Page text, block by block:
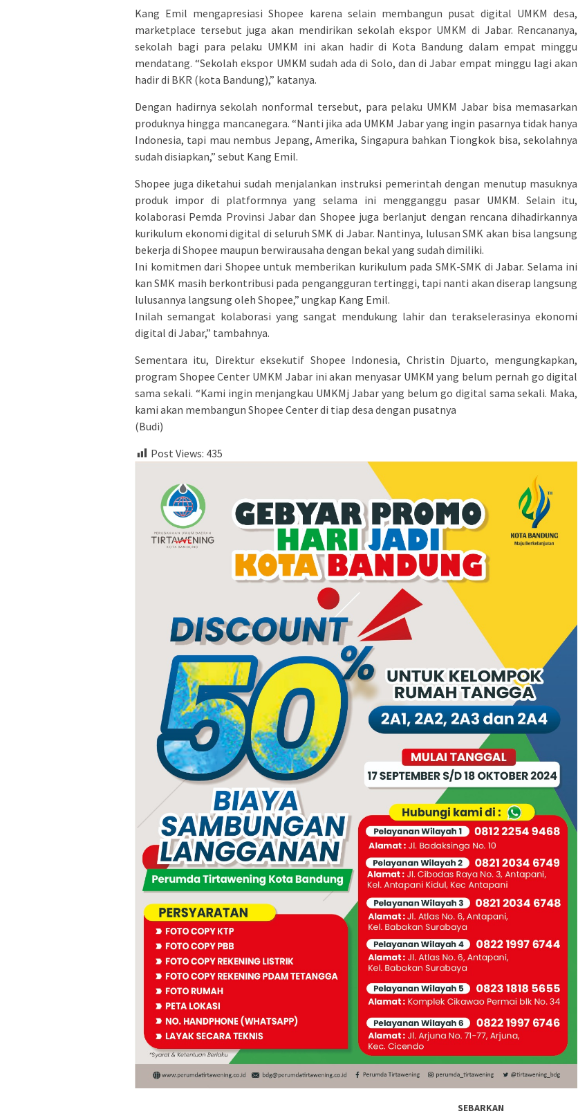
Kang Emil mengapresiasi Shopee karena selain membangun pusat digital UMKM desa,
marketplace tersebut juga akan mendirikan sekolah ekspor UMKM di Jabar. Rencananya,
sekolah bagi para pelaku UMKM ini akan hadir di Kota Bandung dalam empat minggu
mendatang. “Sekolah ekspor UMKM sudah ada di Solo, dan di Jabar empat minggu lagi akan
hadir di BKR (kota Bandung),” katanya.
Dengan hadirnya sekolah nonformal tersebut, para pelaku UMKM Jabar bisa memasarkan
produknya hingga mancanegara. “Nanti jika ada UMKM Jabar yang ingin pasarnya tidak hanya
Indonesia, tapi mau nembus Jepang, Amerika, Singapura bahkan Tiongkok bisa, sekolahnya
sudah disiapkan,” sebut Kang Emil.
Shopee juga diketahui sudah menjalankan instruksi pemerintah dengan menutup masuknya
produk impor di platformnya yang selama ini mengganggu pasar UMKM. Selain itu,
kolaborasi Pemda Provinsi Jabar dan Shopee juga berlanjut dengan rencana dihadirkannya
kurikulum ekonomi digital di seluruh SMK di Jabar. Nantinya, lulusan SMK akan bisa langsung
bekerja di Shopee maupun berwirausaha dengan bekal yang sudah dimiliki.
Ini komitmen dari Shopee untuk memberikan kurikulum pada SMK-SMK di Jabar. Selama ini
kan SMK masih berkontribusi pada pengangguran tertinggi, tapi nanti akan diserap langsung
lulusannya langsung oleh Shopee,” ungkap Kang Emil.
Inilah semangat kolaborasi yang sangat mendukung lahir dan terakselerasinya ekonomi
digital di Jabar,” tambahnya.
Sementara itu, Direktur eksekutif Shopee Indonesia, Christin Djuarto, mengungkapkan,
program Shopee Center UMKM Jabar ini akan menyasar UMKM yang belum pernah go digital
sama sekali. “Kami ingin menjangkau UMKMj Jabar yang belum go digital sama sekali. Maka,
kami akan membangun Shopee Center di tiap desa dengan pusatnya
(Budi)
Post Views: 435
SEBARKAN